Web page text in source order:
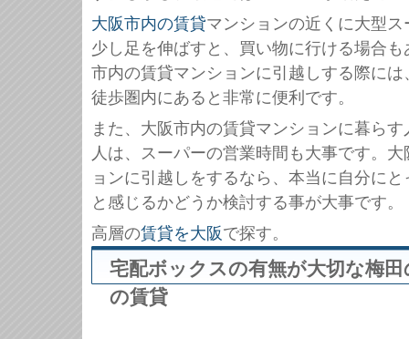
大阪市内の賃貸マンションの近くに大型
少し足を伸ばすと、買い物に行ける場合
市内の賃貸マンションに引越しする際に
徒歩圏内にあると非常に便利です。
また、大阪市内の賃貸マンションに暮ら
人は、スーパーの営業時間も大事です。
ョンに引越しをするなら、本当に自分に
と感じるかどうか検討する事が大事です。
高層の賃貸を大阪で探す。
宅配ボックスの有無が大切な梅
の賃貸